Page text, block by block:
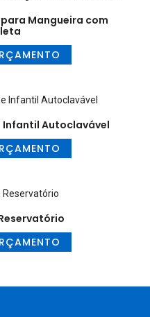
Mangueira com
Infantil Autoclavável